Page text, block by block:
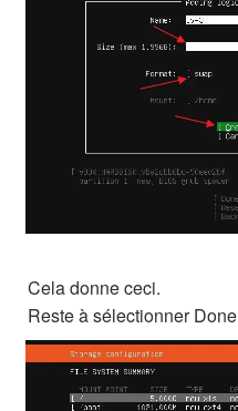
Cela donne ceci.
Reste à sélectionner Done